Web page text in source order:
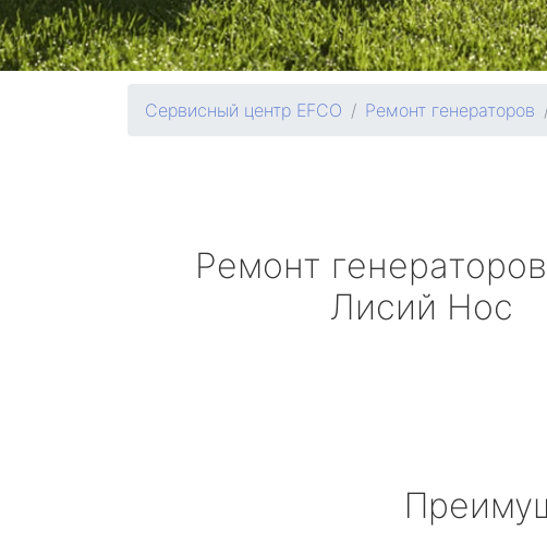
Сервисный центр EFCO Ремонт генераторов
Ремонт генераторов
Лисий Нос